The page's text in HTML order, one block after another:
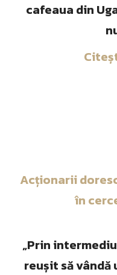
cafeaua din
Acționarii
în
„Prin
reușit să